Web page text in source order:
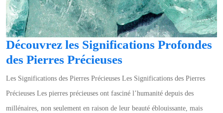
Découvrez les Significations Profondes
des Pierres Précieuses
les
Significations
Profondes
Les Significations des Pierres Précieuses Les Significations des Pierres
Précieuses Les pierres précieuses ont fasciné l’humanité depuis des
millénaires, non seulement en raison de leur beauté éblouissante, mais